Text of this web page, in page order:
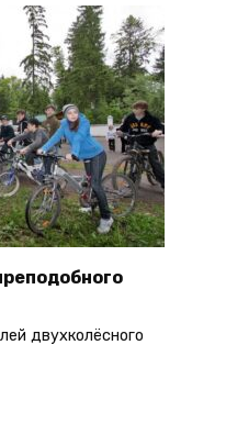
двухколёсного